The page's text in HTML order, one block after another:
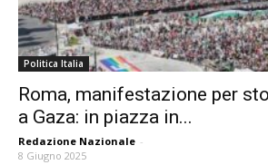
Politica Italia
Roma, manifestazione per
a Gaza: in piazza in...
Redazione Nazionale -
8 Giugno 2025